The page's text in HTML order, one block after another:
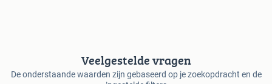
Veelgestelde vragen
De onderstaande waarden zijn gebaseerd op je zoekopdracht en de